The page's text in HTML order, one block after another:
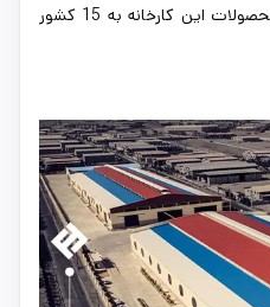
لوله را دارا هستند. ضمن اینکه محصولات این کارخانه به 15 کشور